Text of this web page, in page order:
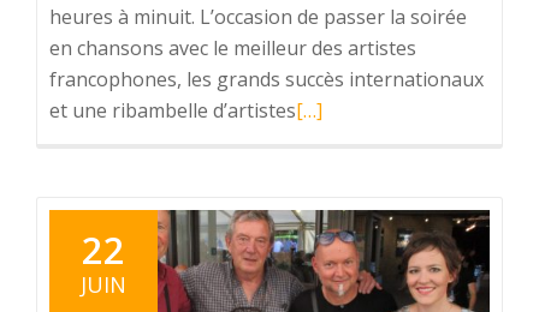
heures à minuit. L’occasion de passer la soirée
en chansons avec le meilleur des artistes
francophones, les grands succès internationaux
et une ribambelle d’artistesEn
surCet
été
je
vous
[…]
22
JUIN